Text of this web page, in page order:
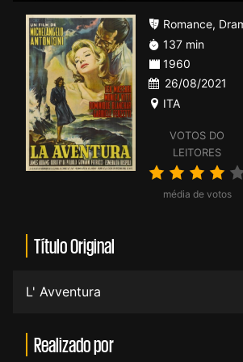
VOTOS DO
LEITORES
média de votos
Romance,
137 min
1960
26/08/2021
ITA
Título Original
L' Avventura
Realizado por